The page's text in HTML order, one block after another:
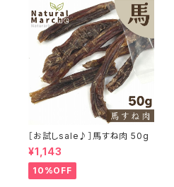
［お試しsale♪］馬すね肉 50g
¥1,143
10%OFF